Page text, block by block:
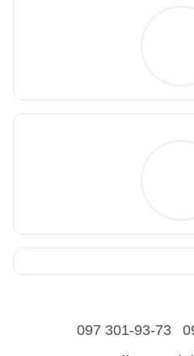
097 301-93-73